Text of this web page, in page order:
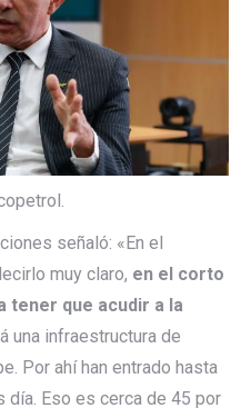
señaló: «En el
muy claro, en el corto
tener que acudir a la
una infraestructura de
Por ahí han entrado hasta
Eso es cerca de 45 por